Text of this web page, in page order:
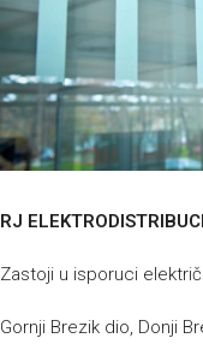
RJ
Zastoji u isporuci
Gornji Brezik dio, Donji